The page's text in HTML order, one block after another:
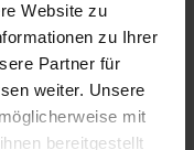
Website zu
zu Ihrer
Partner für
weiter. Unsere
mit
bereitgestellt
Abreisetag können
vorbehalten)
Nur-Hotel-
Hotelier einen
oder der Schweiz
nicht gelingen, kann